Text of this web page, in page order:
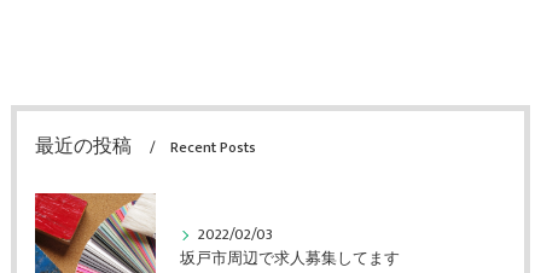
最近の投稿 Recent Posts
2022/02/03
坂戸市周辺で求人募集してます